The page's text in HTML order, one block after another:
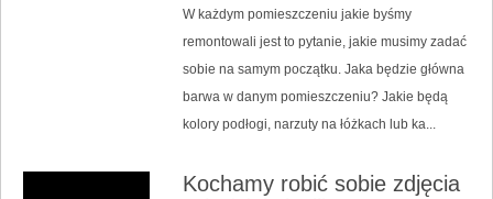
W każdym pomieszczeniu jakie byśmy
remontowali jest to pytanie, jakie musimy zadać
sobie na samym początku. Jaka będzie główna
barwa w danym pomieszczeniu? Jakie będą
kolory podłogi, narzuty na łóżkach lub ka...
Kochamy robić sobie zdjęcia